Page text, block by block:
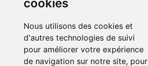
cookies
Nous utilisons des cookies et
d'autres technologies de suivi
pour améliorer votre expérience
de navigation sur notre site, pour